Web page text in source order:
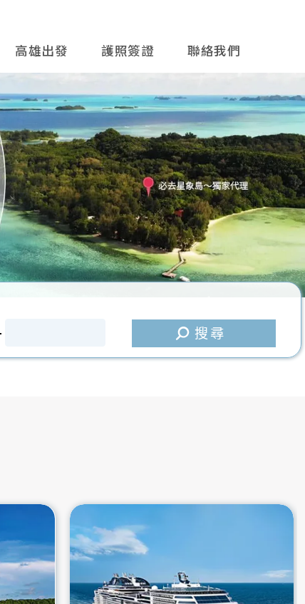
高雄出發 護照簽證 聯絡我們
往後